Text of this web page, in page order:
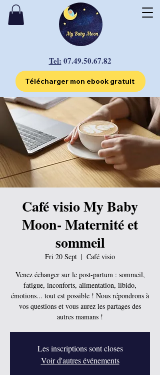
Tel: 07.49.50.67.82
Télécharger mon ebook gratuit
Café visio My Baby
Moon- Maternité et
sommeil
Fri 20 Sept
  |
Café visio
Venez échanger sur le post-partum : sommeil,
fatigue, inconforts, alimentation, libido,
émotions... tout est possible ! Nous répondrons à
vos questions et vous aurez les partages des
autres mamans !
Les inscriptions sont closes
Voir d'autres événements